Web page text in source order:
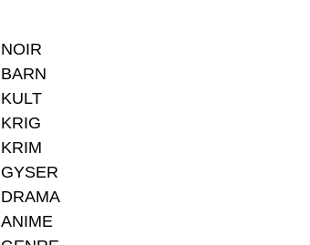
NOIR
BARN
KULT
KRIG
KRIM
GYSER
DRAMA
ANIME